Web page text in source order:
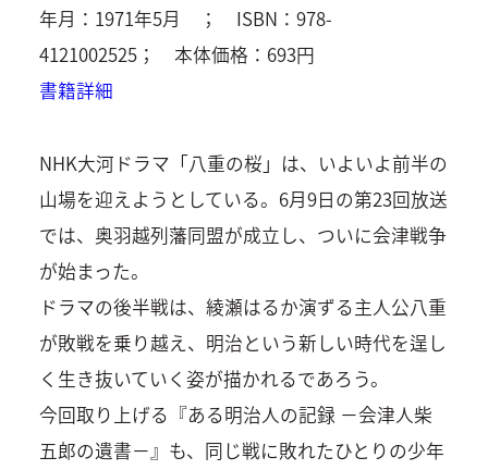
年月：1971年5月 ； ISBN：978-
4121002525； 本体価格：693円
書籍詳細
NHK大河ドラマ「八重の桜」は、いよいよ前半の
山場を迎えようとしている。6月9日の第23回放送
では、奥羽越列藩同盟が成立し、ついに会津戦争
が始まった。
ドラマの後半戦は、綾瀬はるか演ずる主人公八重
が敗戦を乗り越え、明治という新しい時代を逞し
く生き抜いていく姿が描かれるであろう。
今回取り上げる『ある明治人の記録 －会津人柴
五郎の遺書－』も、同じ戦に敗れたひとりの少年